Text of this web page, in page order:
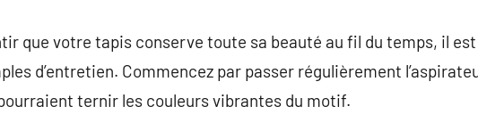
que votre tapis conserve toute sa beauté au fil du temps, il
d’entretien. Commencez par passer régulièrement
ternir les couleurs vibrantes du motif.